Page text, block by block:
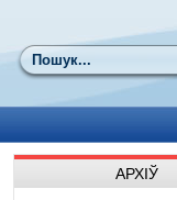
Пошук
АРХІЎ